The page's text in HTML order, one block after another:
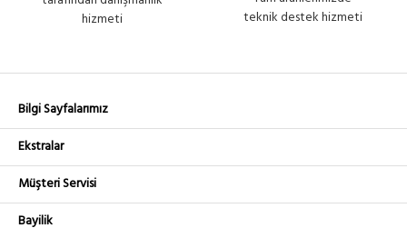
hizmeti
teknik destek hizmeti
Bilgi Sayfalarımız
Ekstralar
Müşteri Servisi
Bayilik